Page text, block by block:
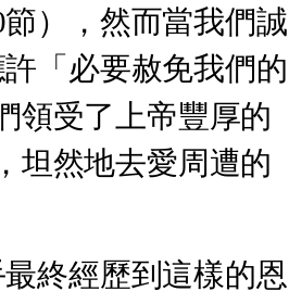
），然而當我們誠
「必要赦免我們的
領受了上帝豐厚的
坦然地去愛周遭的
終經歷到這樣的恩